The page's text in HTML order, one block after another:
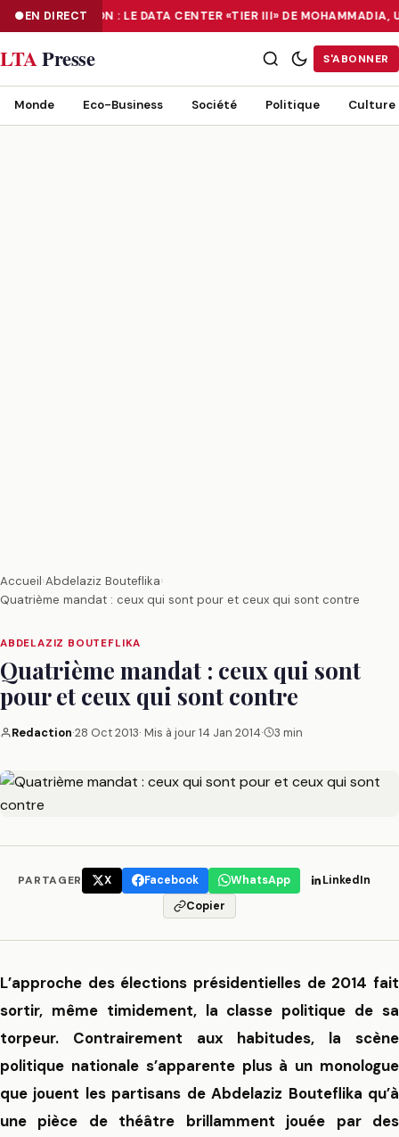
EN DIRECT
NUMÉRISATION : LE DATA CENTER «TIER III» DE MOHAMMADIA,
NUMÉRISATION : LE DATA CENTER «TIER III» DE MOHAMMADIA, UN
LTAPresse S'ABONNER
Monde Eco-Business Société Politique Culture
Accueil›Abdelaziz Bouteflika›
Quatrième mandat : ceux qui sont pour et ceux qui sont contre
ABDELAZIZ BOUTEFLIKA
Quatrième mandat : ceux qui sont
pour et ceux qui sont contre
Redaction·28 Oct 2013· Mis à jour14 Jan 2014· 3 min
PARTAGER X Facebook WhatsApp
LinkedIn
Copier
L’approche des élections présidentielles de 2014 fait
sortir, même timidement, la classe politique de sa
torpeur. Contrairement aux habitudes, la scène
politique nationale s’apparente plus à un monologue
que jouent les partisans de Abdelaziz Bouteflika qu’à
une pièce de théâtre brillamment jouée par des